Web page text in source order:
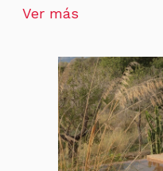
Ver más